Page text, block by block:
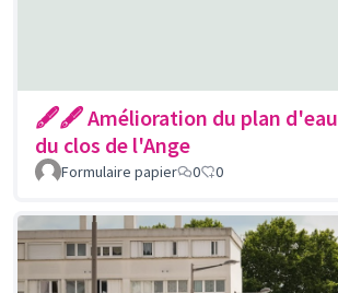
🖋🖋 Amélioration du plan d'eau
du clos de l'Ange
Formulaire papier
0 0